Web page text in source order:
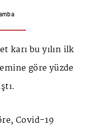
karı bu yılın ilk
göre yüzde
Covid-19